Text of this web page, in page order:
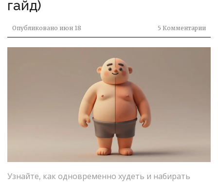
гайд)
Опубликовано июн 18 5 Комментарии
Узнайте, как одновременно худеть и набирать